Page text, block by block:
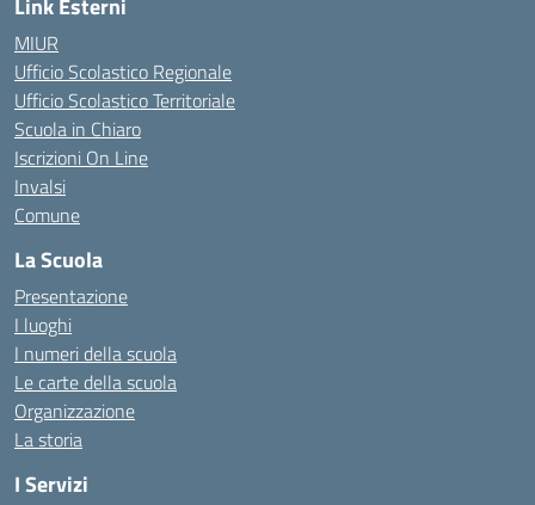
Link Esterni
MIUR
Ufficio Scolastico Regionale
Ufficio Scolastico Territoriale
Scuola in Chiaro
Iscrizioni On Line
Invalsi
Comune
La Scuola
Presentazione
I luoghi
I numeri della scuola
Le carte della scuola
Organizzazione
La storia
I Servizi